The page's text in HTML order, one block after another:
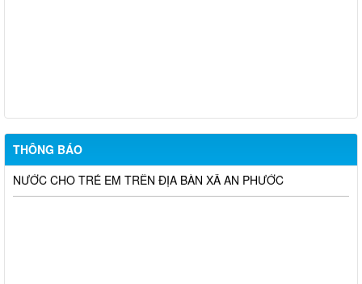
THÔNG BÁO
BÀI TUYÊN TRUYỀN: CHUNG TAY PHÒNG CHỐNG ĐUỐI
NƯỚC CHO TRẺ EM TRÊN ĐỊA BÀN XÃ AN PHƯỚC